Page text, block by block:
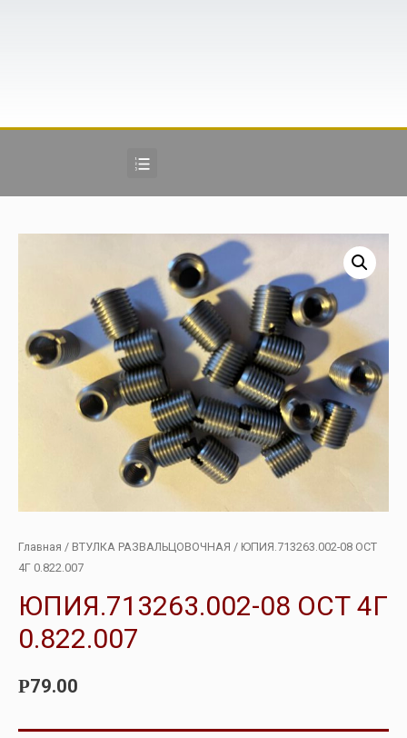
Главная / ВТУЛКА РАЗВАЛЬЦОВОЧНАЯ / ЮПИЯ.713263.002-08 ОСТ
4Г 0.822.007
ЮПИЯ.713263.002-08 ОСТ 4Г
0.822.007
Р79.00